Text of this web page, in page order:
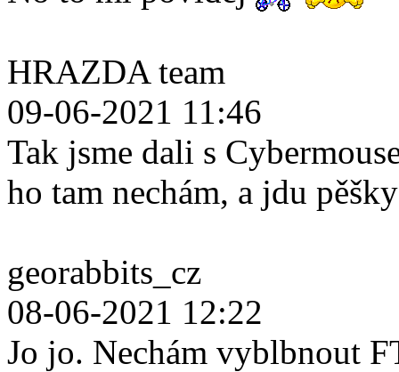
HRAZDA team
09-06-2021 11:46
Tak jsme dali s
ho tam nechám, a jdu
georabbits_cz
08-06-2021 12:22
Jo jo. Nechám vyblbnout